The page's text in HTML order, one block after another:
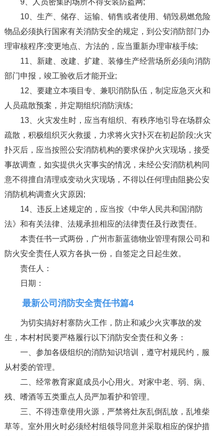
9、人员密集的场所不得安装防盗网;
10、生产、储存、运输、销售或者使用、销毁易燃危险
物品必须执行国家有关消防安全的规定，到公安消防部门办
理审核程序;变更地点、方法的，应当重新办理审核手续;
11、新建、改建、扩建、装修生产经营场所必须向消防
部门申报，竣工验收后才能开业;
12、要建立本项目专、兼职消防队伍，制定应急灭火和
人员疏散预案，并定期组织消防演练;
13、火灾发生时，应当有组织、有秩序地引导在场群众
疏散，积极组织灭火救援，力求将火灾扑灭在初起阶段;火灾
扑灭后，应当按照公安消防机构的要求保护火灾现场，接受
事故调查，如实提供火灾事实的情况，未经公安消防机构同
意不得擅自清理或变动火灾现场，不得以任何理由阻挠公安
消防机构调查火灾原因;
14、违反上述规定的，应当按《中华人民共和国消防
法》和有关法律、法规承担相应的法律责任及行政责任。
本责任书一式两份，广州市新蓝德物业管理有限公司和
防火安全责任人双方各执一份，自签定之日起生效。
责任人：
日期：
最新公司消防安全责任书篇4
为切实搞好村寨防火工作，防止和减少火灾事故的发
生，本村村民要严格履行以下消防安全责任和义务：
一、参加各级组织的消防知识培训，遵守村规民约，服
从村委的管理。
二、经常教育家庭成员小心用火。对家中老、弱、病、
残、嗜酒等五类重点人员严加看护和管理。
三、不得违章使用火源，严禁将灶灰乱倒乱放，乱堆柴
草等。室外用火时必须经村组领导同意并采取相应的保护措